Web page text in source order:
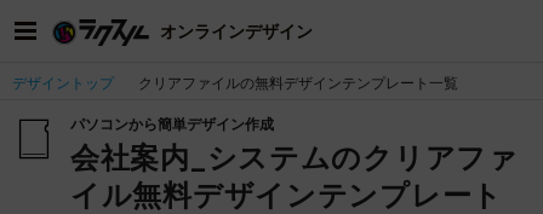
オンラインデザイン
デザイントップ クリアファイルの無料デザインテンプレート一覧
パソコンから簡単デザイン作成
会社案内_システムのクリアファ
イル無料デザインテンプレート